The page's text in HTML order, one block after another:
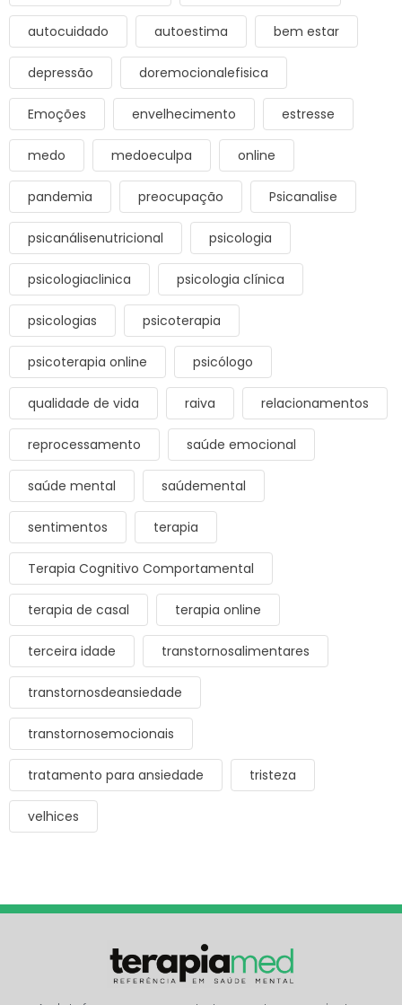
autocuidado autoestima bem estar
depressão doremocionalefisica
Emoções envelhecimento estresse
medo medoeculpa online
pandemia preocupação Psicanalise
psicanálisenutricional psicologia
psicologiaclinica psicologia clínica
psicologias psicoterapia
psicoterapia online psicólogo
qualidade de vida raiva relacionamentos
reprocessamento saúde emocional
saúde mental saúdemental
sentimentos terapia
Terapia Cognitivo Comportamental
terapia de casal terapia online
terceira idade transtornosalimentares
transtornosdeansiedade
transtornosemocionais
tratamento para ansiedade tristeza
velhices